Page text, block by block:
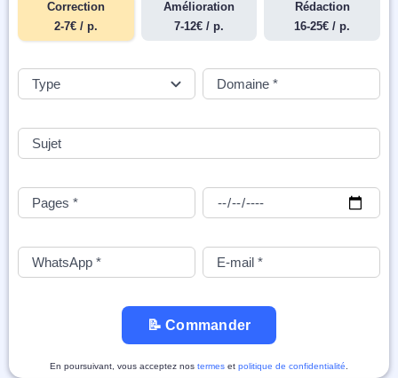
Correction
2-7€ / p.
Amélioration
7-12€ / p.
Rédaction
16-25€ / p.
📝 Commander
En poursuivant, vous acceptez nos termes et politique de confidentialité.